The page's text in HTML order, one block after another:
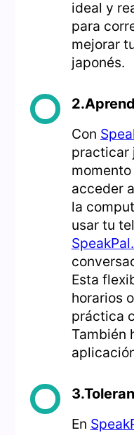
ideal y
para
mejorar
japonés.
Con
practicar
acceder
la
usar tu
Esta
horarios
práctica
También
En